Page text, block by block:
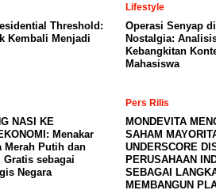
Threshold:
Kembali Menjadi
Lifestyle
Operasi Senyap
Nostalgia:
Kebangkitan
Mahasiswa
NASI KE
Menakar
Merah Putih dan
Gratis sebagai
Negara
Pers Rilis
MONDEVITA
SAHAM
UNDERSCORE
PERUSAHAAN
SEBAGAI
MEMBANGUN